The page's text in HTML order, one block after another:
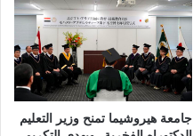
جامعة هيروشيما تمنح وزير التعليم